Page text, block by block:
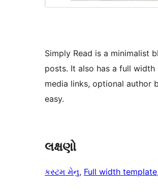
Simply Read is a minimalist
posts. It also has a full
media links, optional author
easy.
લક્ષણો
કસ્ટમ મેનુ, Full width template,